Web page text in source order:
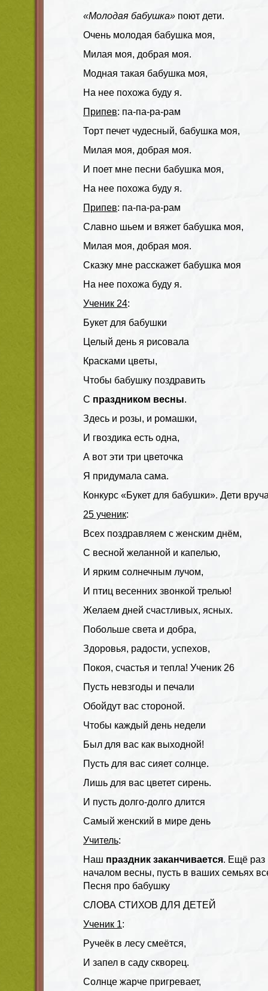
«Молодая бабушка» поют дети.
Очень молодая бабушка моя,
Милая моя, добрая моя.
Модная такая бабушка моя,
На нее похожа буду я.
Припев: па-па-ра-рам
Торт печет чудесный, бабушка моя,
Милая моя, добрая моя.
И поет мне песни бабушка моя,
На нее похожа буду я.
Припев: па-па-ра-рам
Славно шьем и вяжет бабушка моя,
Милая моя, добрая моя.
Сказку мне расскажет бабушка моя
На нее похожа буду я.
Ученик 24:
Букет для бабушки
Целый день я рисовала
Красками цветы,
Чтобы бабушку поздравить
С праздником весны.
Здесь и розы, и ромашки,
И гвоздика есть одна,
А вот эти три цветочка
Я придумала сама.
Конкурс «Букет для бабушки». Дети
25 ученик:
Всех поздравляем с женским днём,
С весной желанной и капелью,
И ярким солнечным лучом,
И птиц весенних звонкой трелью!
Желаем дней счастливых, ясных.
Побольше света и добра,
Здоровья, радости, успехов,
Покоя, счастья и тепла! Ученик 26
Пусть невзгоды и печали
Обойдут вас стороной.
Чтобы каждый день недели
Был для вас как выходной!
Пусть для вас сияет солнце.
Лишь для вас цветет сирень.
И пусть долго-долго длится
Самый женский в мире день
Учитель:
Наш праздник заканчивается. Ещё раз
началом весны, пусть в ваших семьях
Песня про бабушку
СЛОВА СТИХОВ ДЛЯ ДЕТЕЙ
Ученик 1:
Ручеёк в лесу смеётся,
И запел в саду скворец.
Солнце жарче пригревает,